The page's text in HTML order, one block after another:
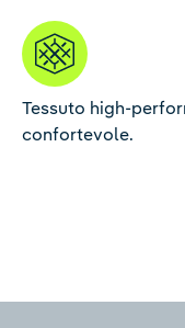
Tessuto high-
confortevole.